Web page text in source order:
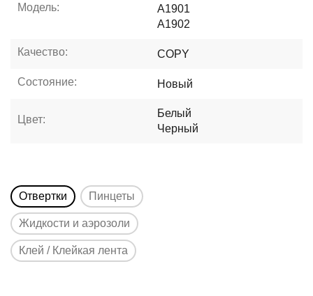
Модель:
A1901
A1902
Качество: COPY
Состояние: Новый
Цвет:
Белый
Черный
Отвертки Пинцеты
Жидкости и аэрозоли
Клей / Клейкая лента